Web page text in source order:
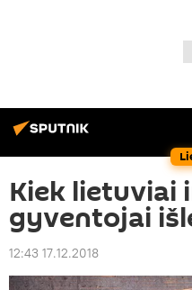
Kiek lietuviai
gyventojai
12:43 17.12.2018